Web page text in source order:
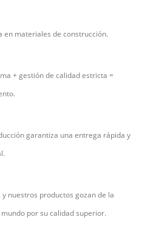
en materiales de construcción.
+ gestión de calidad estricta =
garantiza una entrega rápida y
nuestros productos gozan de la
por su calidad superior.